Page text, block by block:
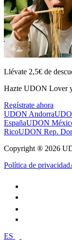
Llévate 2,5€ de
Hazte UDON Lover
Regístrate ahora
UDON Andorra
EspañaUDON
RicoUDON Rep.
Copyright ® 2026
Política de privacidad
ES